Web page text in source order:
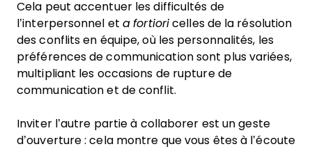
Cela peut accentuer les difficultés de
l’interpersonnel et a fortiori celles de la résolution
des conflits en équipe, où les personnalités, les
préférences de communication sont plus variées,
multipliant les occasions de rupture de
communication et de conflit.
Inviter l’autre partie à collaborer est un geste
d’ouverture : cela montre que vous êtes à l’écoute